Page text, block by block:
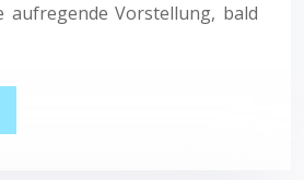
aufregende Vorstellung, bald